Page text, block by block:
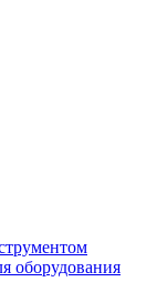
оборудования